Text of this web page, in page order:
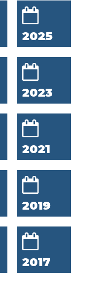
2025
2023
2021
2019
2017